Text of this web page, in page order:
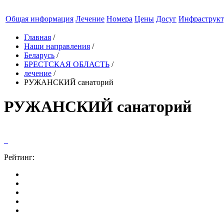
Общая информация Лечение Номера Цены Досуг
Главная /
Наши направления /
Беларусь /
БРЕСТСКАЯ ОБЛАСТЬ /
лечение /
РУЖАНСКИЙ санаторий
РУЖАНСКИЙ санаторий
Рейтинг: